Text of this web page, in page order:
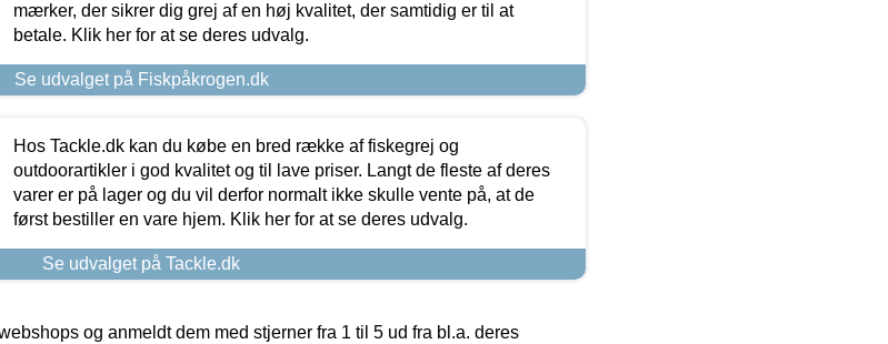
mærker, der sikrer dig grej af en høj kvalitet, der samtidig er til at
betale. Klik her for at se deres udvalg.
Se udvalget på Fiskpåkrogen.dk
Hos Tackle.dk kan du købe en bred række af fiskegrej og
outdoorartikler i god kvalitet og til lave priser. Langt de fleste af deres
varer er på lager og du vil derfor normalt ikke skulle vente på, at de
først bestiller en vare hjem. Klik her for at se deres udvalg.
Se udvalget på Tackle.dk
og anmeldt dem med stjerner fra 1 til 5 ud fra bl.a. deres